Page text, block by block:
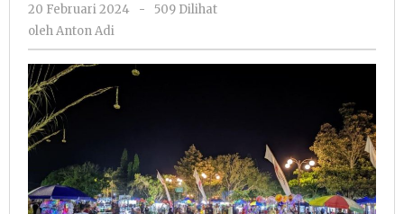
Jadi
20 Februari 2024
oleh
-
509 Dilihat
olehAnton Adi